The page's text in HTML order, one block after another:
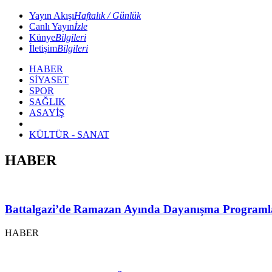
Yayın AkışıHaftalık / Günlük
Canlı Yayınİzle
KünyeBilgileri
İletişimBilgileri
HABER
SİYASET
SPOR
SAĞLIK
ASAYİŞ
KÜLTÜR - SANAT
HABER
Battalgazi’de Ramazan Ayında Dayanışma
HABER